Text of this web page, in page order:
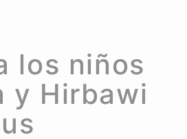
los niños
y Hirbawi